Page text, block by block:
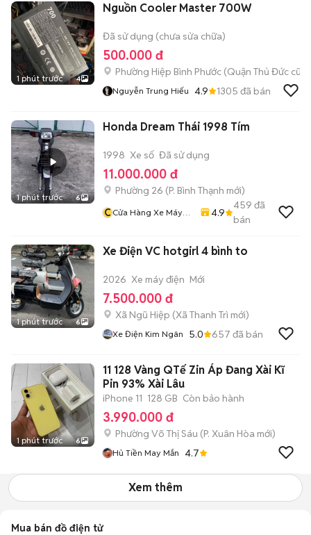
1 phút trước 4
Nguồn Cooler Master 700W
Đã sử dụng (chưa sửa chữa)
500.000 đ
Phường Hiệp Bình Phước (Quận Thủ Đức cũ)
Nguyễn Trung Hiếu 4.9 1305 đã bán
1 phút trước 6
Honda Dream Thái 1998 Tím
1998 Xe số Đã sử dụng
11.000.000 đ
Phường 26 (P. Bình Thạnh mới)
CCửa Hàng Xe Máy
4.9
459 đã
bán
1 phút trước 6
Xe Điện VC hotgirl 4 bình to
2026 Xe máy điện Mới
7.500.000 đ
Xã Ngũ Hiệp (Xã Thanh Trì mới)
Xe Điện Kim Ngân 5.0 657 đã bán
1 phút trước 6
11 128 Vàng QTế Zin Áp Đang Xài Kĩ
Pin 93% Xài Lâu
iPhone 11 128 GB Còn bảo hành
3.990.000 đ
Phường Võ Thị Sáu (P. Xuân Hòa mới)
Hủ Tiền May Mắn 4.7
Xem thêm
Mua bán đồ điện tử